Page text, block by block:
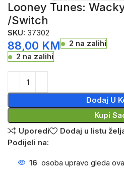
Looney Tunes:
/Switch
SKU: 37302
88,00 KM
2 na zalihi
2 na zalihi
Dodaj U
Kupi
Uporedi
Dodaj u listu
Podijeli na:
16 osoba upravo gleda